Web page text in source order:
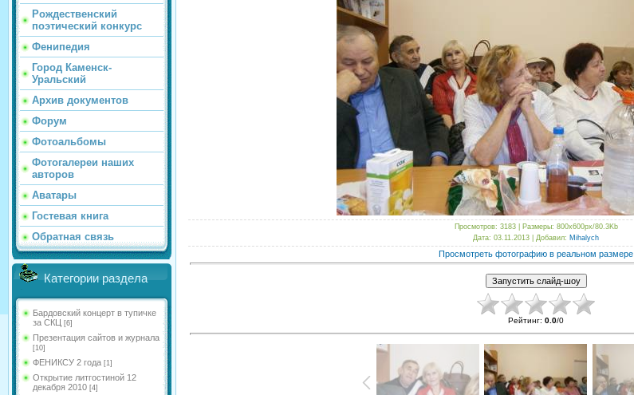
Рождественский
поэтический конкурс
Фенипедия
Город Каменск-
Уральский
Архив документов
Форум
Фотоальбомы
Фотогалереи наших
авторов
Аватары
Гостевая книга
Обратная связь
Категории раздела
Бардовский концерт в тупичке
за СКЦ [6]
Презентация сайтов и журнала
[10]
ФЕНИКСУ 2 года [1]
Открытие литгостиной 12
декабря 2010 [4]
Просмотров: 3183 | Размеры: 800x600px/80.3Kb
Дата: 03.11.2013 | Добавил: Mihalych
Просмотреть фотографию в реальном размере
Рейтинг: 0.0/0